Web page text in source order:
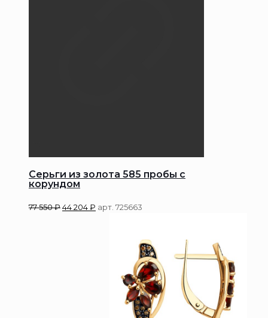
Серьги из золота 585 пробы с
корундом
77 550₽44 204₽ арт. 725663